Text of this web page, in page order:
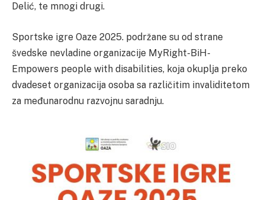
Delić, te mnogi drugi.
Sportske igre Oaze 2025. podržane su od strane
švedske nevladine organizacije MyRight-BiH-
Empowers people with disabilities, koja okuplja preko
dvadeset organizacija osoba sa različitim invaliditetom
za međunarodnu razvojnu saradnju.